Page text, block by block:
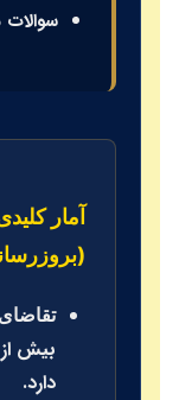
سوالات
آمار
(بروزرسانی ۲۰۲۶)
تقاضای
دارد.